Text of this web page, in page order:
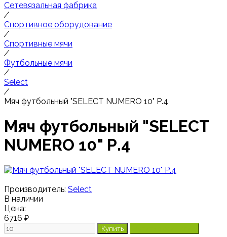
Сетевязальная фабрика
/
Спортивное оборудование
/
Спортивные мячи
/
Футбольные мячи
/
Select
/
Мяч футбольный "SELECT NUMERO 10" Р.4
Мяч футбольный "SELECT
NUMERO 10" Р.4
Производитель: Select
В наличии
Цена:
6716 ₽